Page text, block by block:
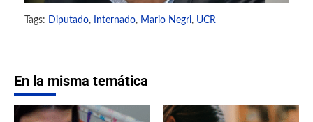
Tags: Diputado, Internado, Mario Negri, UCR
En la misma temática